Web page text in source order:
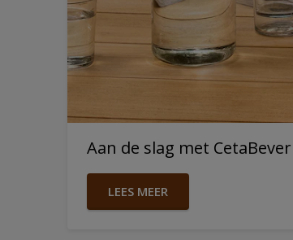
Aan de slag met
LEES MEER